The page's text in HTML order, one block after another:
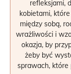
refleksjami,
kobietami,
między sobą,
wrażliwości i
okazja, by
żeby być
sprawach, które